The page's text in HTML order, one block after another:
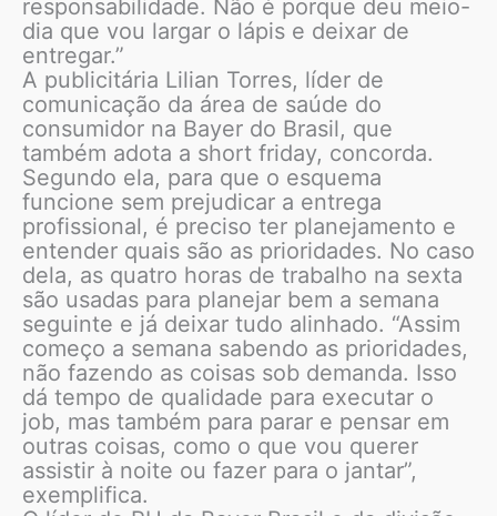
responsabilidade. Não é porque deu meio-
dia que vou largar o lápis e deixar de
entregar.”
A publicitária Lilian Torres, líder de
comunicação da área de saúde do
consumidor na Bayer do Brasil, que
também adota a short friday, concorda.
Segundo ela, para que o esquema
funcione sem prejudicar a entrega
profissional, é preciso ter planejamento e
entender quais são as prioridades. No caso
dela, as quatro horas de trabalho na sexta
são usadas para planejar bem a semana
seguinte e já deixar tudo alinhado. “Assim
começo a semana sabendo as prioridades,
não fazendo as coisas sob demanda. Isso
dá tempo de qualidade para executar o
job, mas também para parar e pensar em
outras coisas, como o que vou querer
assistir à noite ou fazer para o jantar”,
exemplifica.